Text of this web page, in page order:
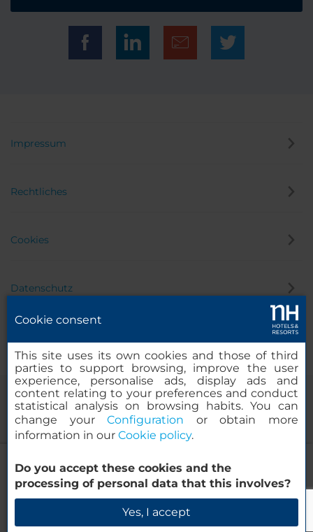
NH Puebla Centro Histórico
Verfügbarkeit prüfen
Impressum
Rechtliches
Cookies
Datenschutz
© 2000 – 2026 MINOR HOTELS EUROPE & AMERICAS Santa Engracia
120. 28003 Madrid, Spanien
Cookie consent
This site uses its own cookies and those of third
parties to support browsing, improve the user
experience, personalise ads, display ads and
content relating to your preferences and conduct
statistical analysis on browsing habits. You can
change yourConfiguration or obtain more
information in our Cookie policy.
Do you accept these cookies and the
processing of personal data that this involves?
Yes, I accept